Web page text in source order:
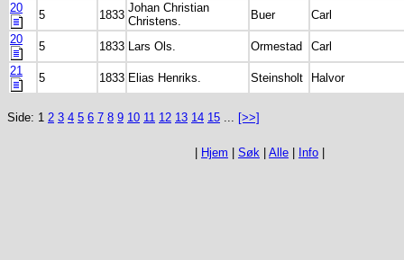
20
5 1833
Johan Christian
Christens.
Buer
Carl
20
5 1833 Lars Ols. Ormestad
Carl
21
5 1833 Elias Henriks. Steinsholt Halvor
Side: 1 2 3 4 5 6 7 8 9 10 11 12 13 14 15 ... [>>]
Hjem Søk Alle Info